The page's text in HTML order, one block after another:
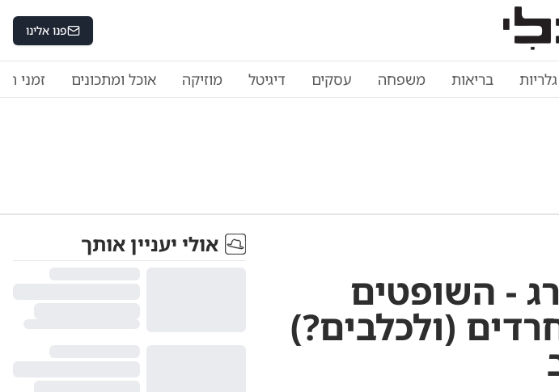
פנו אלינו
גלריות בריאות משפחה עסקים דיגיטל מוזיקה אוכל ומתכונים זמני
- השופטים
(ולכלבים?)
אולי יעניין אותך